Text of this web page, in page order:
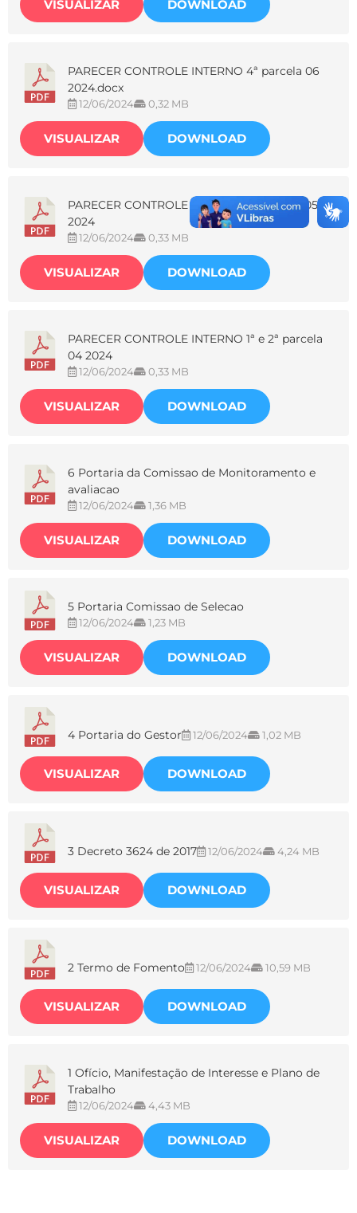
VISUALIZAR DOWNLOAD
PARECER CONTROLE INTERNO 4ª parcela 06
2024.docx
12/06/2024 0,32 MB
VISUALIZAR DOWNLOAD
PARECER CONTROLE INTERNO 3ª parcela 05
2024
12/06/2024 0,33 MB
VISUALIZAR DOWNLOAD
PARECER CONTROLE INTERNO 1ª e 2ª parcela
04 2024
12/06/2024 0,33 MB
VISUALIZAR DOWNLOAD
6 Portaria da Comissao de Monitoramento e
avaliacao
12/06/2024 1,36 MB
VISUALIZAR DOWNLOAD
5 Portaria Comissao de Selecao
12/06/2024 1,23 MB
VISUALIZAR DOWNLOAD
4 Portaria do Gestor 12/06/2024 1,02 MB
VISUALIZAR DOWNLOAD
3 Decreto 3624 de 2017 12/06/2024 4,24 MB
VISUALIZAR DOWNLOAD
2 Termo de Fomento 12/06/2024 10,59 MB
VISUALIZAR DOWNLOAD
1 Ofício, Manifestação de Interesse e Plano de
Trabalho
12/06/2024 4,43 MB
VISUALIZAR DOWNLOAD